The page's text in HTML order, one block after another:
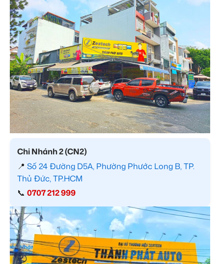
Chi Nhánh 2 (CN2)
📍 Số 24 Đường D5A, Phường Phước Long B, TP.
Thủ Đức, TP.HCM
📞 0707 212 999